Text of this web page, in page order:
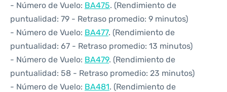
- Número de Vuelo: BA475. (Rendimiento de
puntualidad: 79 - Retraso promedio: 9 minutos)
- Número de Vuelo: BA477. (Rendimiento de
puntualidad: 67 - Retraso promedio: 13 minutos)
- Número de Vuelo: BA479. (Rendimiento de
puntualidad: 58 - Retraso promedio: 23 minutos)
- Número de Vuelo: BA481. (Rendimiento de